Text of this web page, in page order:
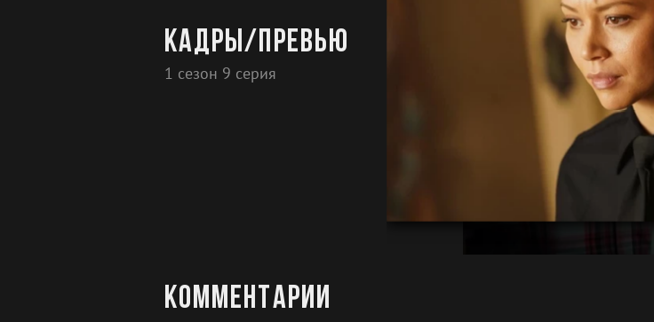
Кадры/превью
1 сезон 9 серия
Комментарии